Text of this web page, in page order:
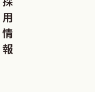
用
情
報